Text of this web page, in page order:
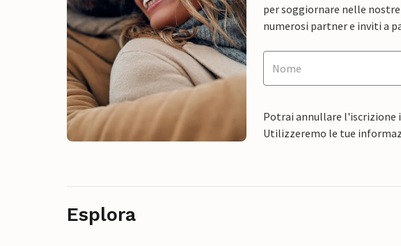
per soggiornare nelle
numerosi partner e inviti a
Potrai annullare l'iscrizione
Utilizzeremo le tue
Esplora